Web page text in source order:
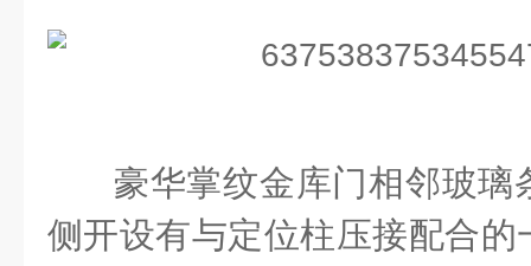
豪华掌纹金库门相邻玻璃
侧开设有与定位柱压接配合